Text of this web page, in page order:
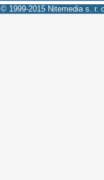
© 1999-2015 Nitemedia s. r.